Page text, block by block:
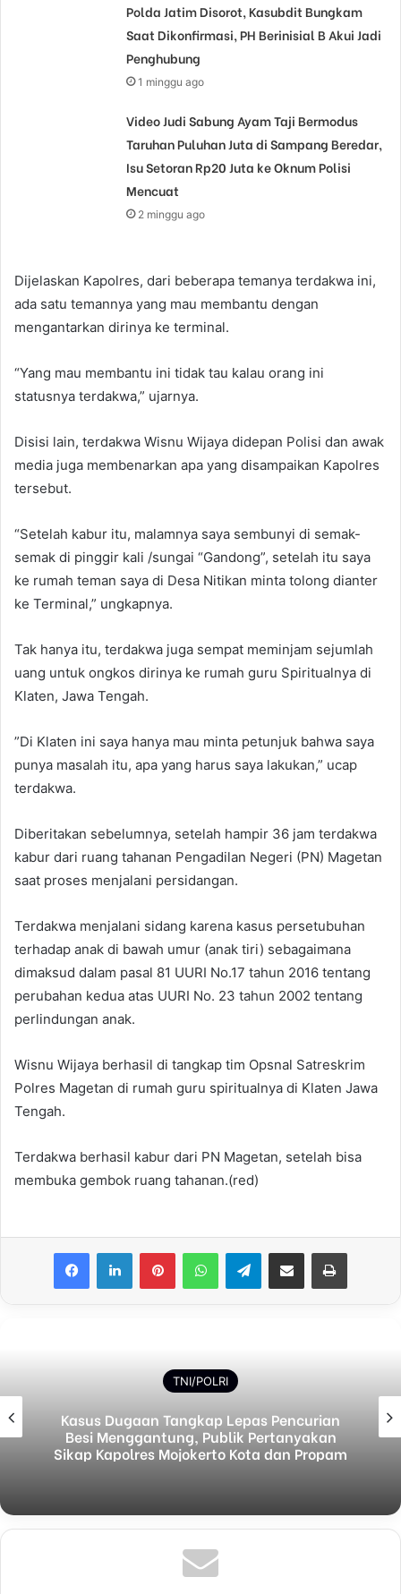
Polda Jatim Disorot, Kasubdit Bungkam
Saat Dikonfirmasi, PH Berinisial B Akui Jadi
Penghubung
1 minggu ago
Video Judi Sabung Ayam Taji Bermodus
Taruhan Puluhan Juta di Sampang Beredar,
Isu Setoran Rp20 Juta ke Oknum Polisi
Mencuat
2 minggu ago
Dijelaskan Kapolres, dari beberapa temanya terdakwa ini,
ada satu temannya yang mau membantu dengan
mengantarkan dirinya ke terminal.
“Yang mau membantu ini tidak tau kalau orang ini
statusnya terdakwa,” ujarnya.
Disisi lain, terdakwa Wisnu Wijaya didepan Polisi dan awak
media juga membenarkan apa yang disampaikan Kapolres
tersebut.
“Setelah kabur itu, malamnya saya sembunyi di semak-
semak di pinggir kali /sungai “Gandong”, setelah itu saya
ke rumah teman saya di Desa Nitikan minta tolong dianter
ke Terminal,” ungkapnya.
Tak hanya itu, terdakwa juga sempat meminjam sejumlah
uang untuk ongkos dirinya ke rumah guru Spiritualnya di
Klaten, Jawa Tengah.
”Di Klaten ini saya hanya mau minta petunjuk bahwa saya
punya masalah itu, apa yang harus saya lakukan,” ucap
terdakwa.
Diberitakan sebelumnya, setelah hampir 36 jam terdakwa
kabur dari ruang tahanan Pengadilan Negeri (PN) Magetan
saat proses menjalani persidangan.
Terdakwa menjalani sidang karena kasus persetubuhan
terhadap anak di bawah umur (anak tiri) sebagaimana
dimaksud dalam pasal 81 UURI No.17 tahun 2016 tentang
perubahan kedua atas UURI No. 23 tahun 2002 tentang
perlindungan anak.
Wisnu Wijaya berhasil di tangkap tim Opsnal Satreskrim
Polres Magetan di rumah guru spiritualnya di Klaten Jawa
Tengah.
Terdakwa berhasil kabur dari PN Magetan, setelah bisa
membuka gembok ruang tahanan.(red)
Telegram
TNI/POLRI
Kasus Dugaan Tangkap Lepas Pencurian
Besi Menggantung, Publik Pertanyakan
Sikap Kapolres Mojokerto Kota dan Propam